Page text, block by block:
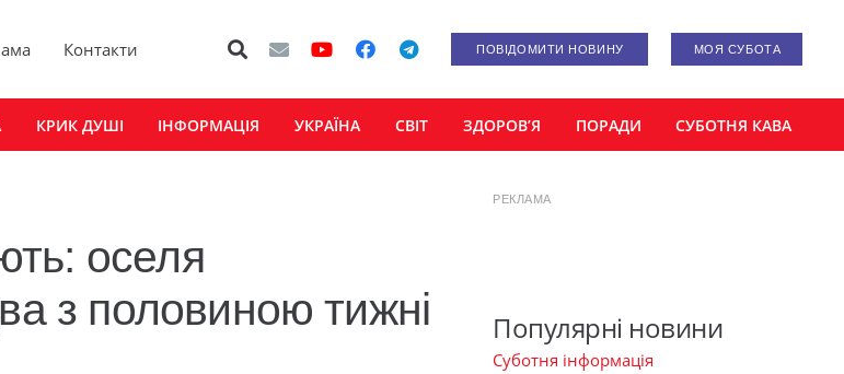
Контакти ПОВІДОМИТИ НОВИНУ МОЯ СУБОТА
КРИК ДУШІ ІНФОРМАЦІЯ УКРАЇНА СВІТ ЗДОРОВ’Я ПОРАДИ СУБОТНЯ КАВА
оселя
з половиною тижні
РЕКЛАМА
Популярні новини
Суботня інформація